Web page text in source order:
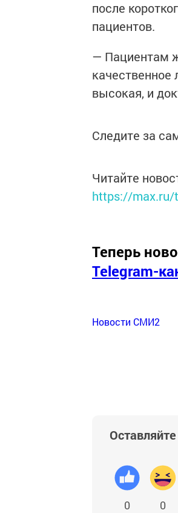
после
пациентов.
— Пациентам
высокая, и
Следите за
Читайте
https://max.ru/
Теперь
Telegram-
Новости СМИ2
0 0